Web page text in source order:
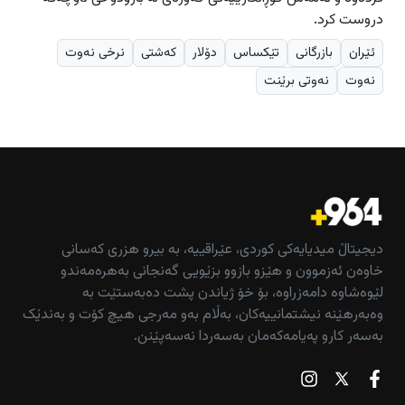
دروست كرد.
ئێران بازرگانی تێكساس دۆلار كه‌شتی
نرخی نەوت
نه‌وت
نەوتی برێنت
دیجیتاڵ میدیایەکی کوردی، عێراقییە، بە بیرو هزری کەسانی
خاوەن ئەزموون و هێزو بازوو بزێویی گەنجانی بەهرەمەندو
لێوەشاوە دامەزراوە، بۆ خۆ ژیاندن پشت دەبەستێت بە
وەبەرهێنە نیشتمانییەکان، بەڵام بەو مەرجی هیچ کۆت و بەندێک
بەسەر کارو پەیامەکەمان بەسەردا نەسەپێنن.